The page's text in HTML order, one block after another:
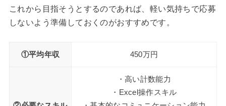
これから目指そうとするのであれば、軽い気持ちで応募
しないよう準備しておくのがおすすめです。
①平均年収 450万円
・高い計数能力
・Excel操作スキル